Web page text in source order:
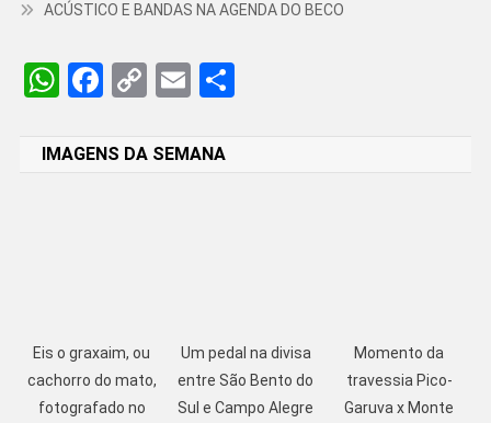
ACÚSTICO E BANDAS NA AGENDA DO BECO
WhatsApp
Facebook
CopyEmailShare
IMAGENS DA SEMANA
Eis o graxaim, ou
cachorro do mato,
fotografado no
Um pedal na divisa
entre São Bento do
Sul e Campo Alegre
Momento da
travessia Pico-
Garuva x Monte